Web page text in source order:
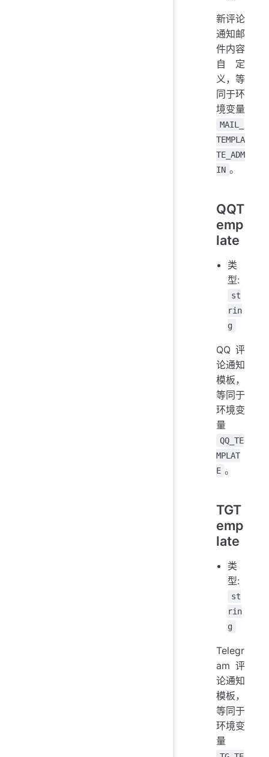
新评论
通知邮
件内容
自定
义，等
同于环
境变量
MAIL_
TEMPLA
TE_ADM
IN 。
QQT
emp
late
类
型:
st
rin
g
QQ 评
论通知
模板，
等同于
环境变
量
QQ_TE
MPLAT
E 。
TGT
emp
late
类
型:
st
rin
g
Telegr
am 评
论通知
模板，
等同于
环境变
量